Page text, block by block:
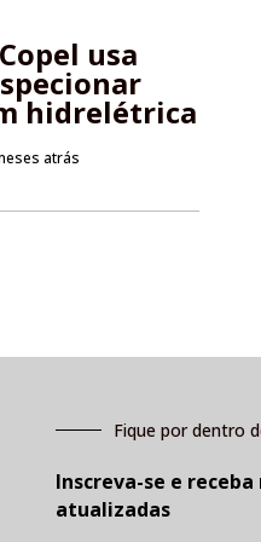
usa
hidrelétrica
atrás
Fique por dentro
Inscreva-se e
atualizadas